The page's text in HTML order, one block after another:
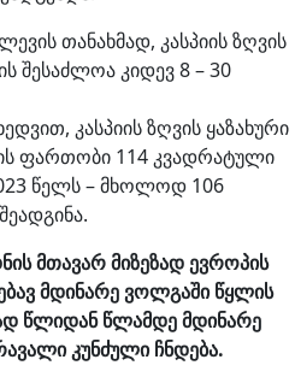
თანახმად, კასპიის ზღვის
შესაძლოა კიდევ 8 – 30
კასპიის ზღვის ყაზახური
ფართობი 114 კვადრატული
წელს – მხოლოდ 106
მთავარმიზეზადევროპის
მდინარევოლგაში წყლის
წლიდან წლამდემდინარე
კუნძული ჩნდება.